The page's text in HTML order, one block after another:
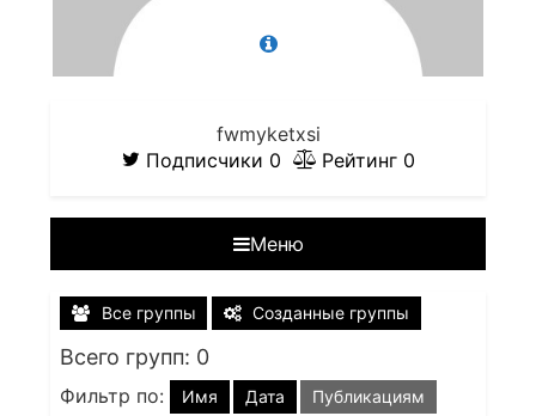
fwmyketxsi
Подписчики 0 Рейтинг 0
Меню
Все группы Созданные группы
Всего групп: 0
Фильтр по: Имя Дата
Публикациям